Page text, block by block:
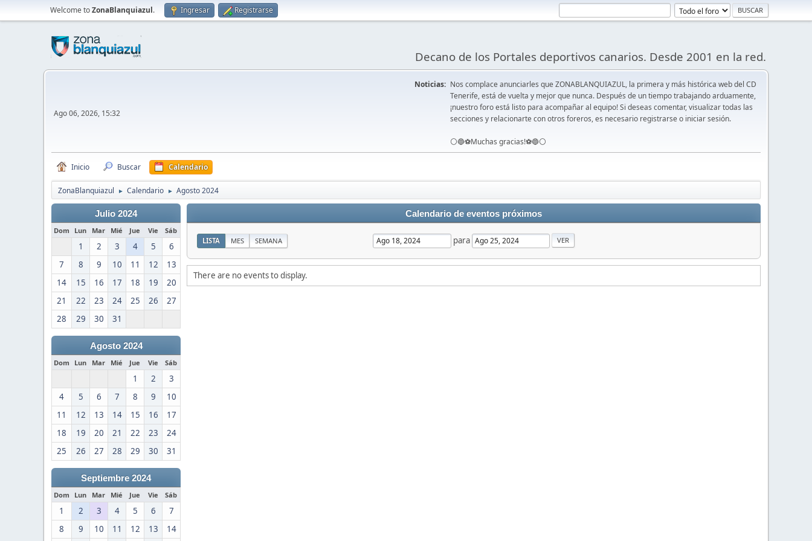
Welcome toZonaBlanquiazul. Ingresar Registrarse
Decano de los Portales deportivos canarios. Desde 2001 en la red.
Ago 06, 2026, 15:32
Noticias: Nos complace anunciarles que ZONABLANQUIAZUL, la primera y más histórica web del CD
Tenerife, está de vuelta y mejor que nunca. Después de un tiempo trabajando arduamente,
¡nuestro foro está listo para acompañar al equipo! Si deseas comentar, visualizar todas las
secciones y relacionarte con otros foreros, es necesario registrarse o iniciar sesión.
⚪️🔵⚽️Muchas gracias!⚽️🔵⚪️
Inicio Buscar Calendario
ZonaBlanquiazul ► Calendario ► Agosto 2024
Julio 2024
Dom Lun Mar Mié Jue Vie Sáb
1 2 3 4 5
6
7
8 9 10 11 12
13
14
15 16 17 18 19
20
21
22 23 24 25 26
27
28
29 30 31
Agosto 2024
Dom Lun Mar Mié Jue Vie Sáb
1 2
3
4
5 6 7 8 9
10
11
12 13 14 15 16
17
18
19 20 21 22 23
24
25
26 27 28 29 30 31
Septiembre 2024
Dom Lun Mar Mié Jue Vie Sáb
1 2 3 4 5 6
7
8
9 10 11 12 13 14
Calendario de eventos próximos
LISTA MES SEMANA para
There are no events to display.